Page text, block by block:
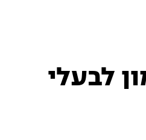
1, פרק 232: אימון לבעלי